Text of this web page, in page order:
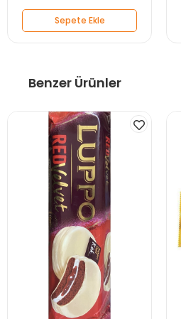
Sepete Ekle
Benzer Ürünler